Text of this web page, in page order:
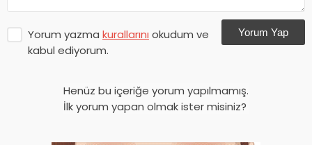
Yorum yazma kurallarını okudum ve
kabul ediyorum.
Yorum Yap
Henüz bu içeriğe yorum yapılmamış.
İlk yorum yapan olmak ister misiniz?